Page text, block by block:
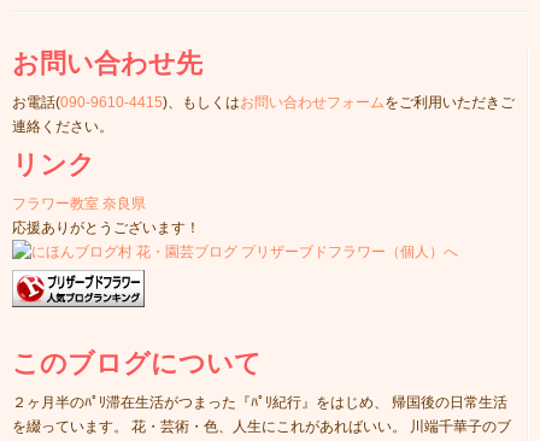
お問い合わせ先
お電話(090-9610-4415)、もしくはお問い合わせフォームをご利用いただきご
連絡ください。
リンク
フラワー教室 奈良県
応援ありがとうございます！
このブログについて
２ヶ月半のﾊﾟﾘ滞在生活がつまった『ﾊﾟﾘ紀行』をはじめ、 帰国後の日常生活
を綴っています。 花・芸術・色、人生にこれがあればいい。 川端千華子のブ